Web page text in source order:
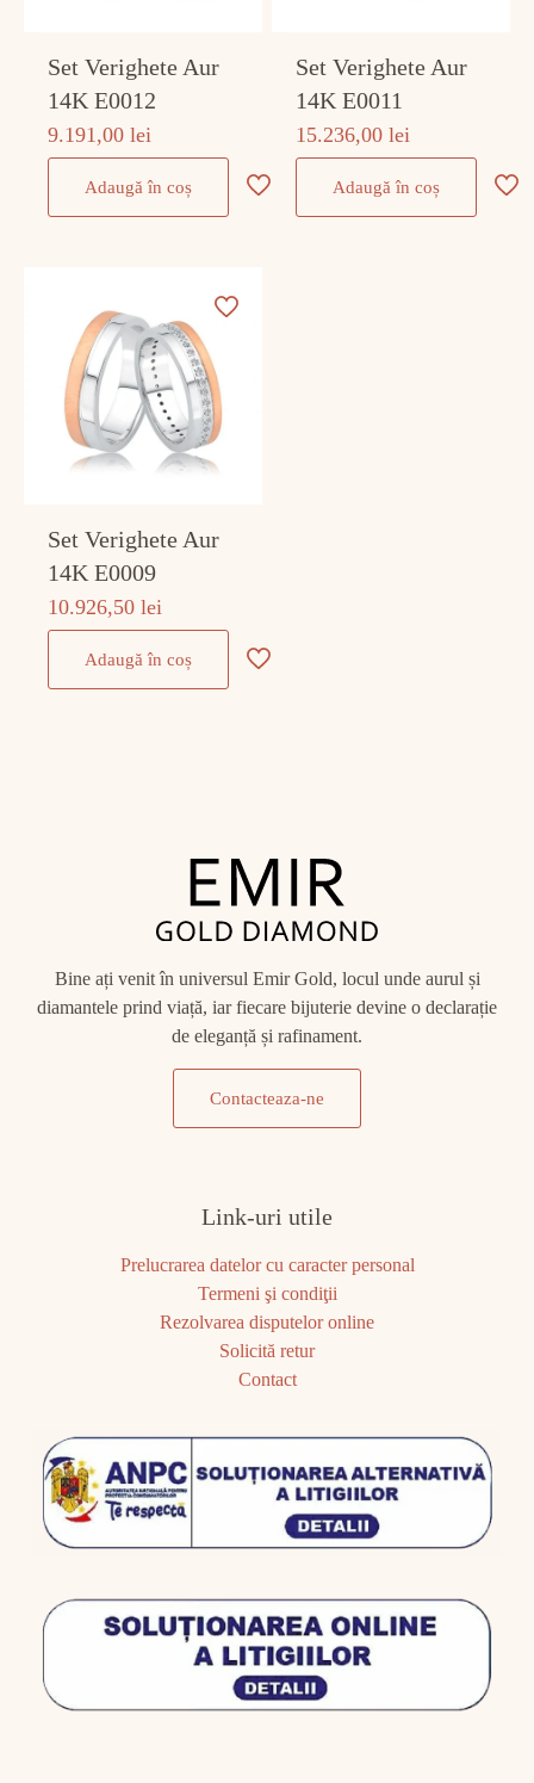
Set Verighete Aur
14K E0012
9.191,00lei
Adaugă în coș
Set Verighete Aur
14K E0011
15.236,00lei
Adaugă în coș
Set Verighete Aur
14K E0009
10.926,50lei
Adaugă în coș
Bine ați venit în universul Emir Gold, locul unde aurul și
diamantele prind viață, iar fiecare bijuterie devine o declarație
de eleganță și rafinament.
Contacteaza-ne
Link-uri utile
Prelucrarea datelor cu caracter personal
Termeni şi condiţii
Rezolvarea disputelor online
Solicită retur
Contact